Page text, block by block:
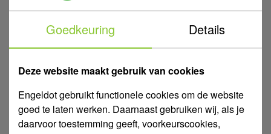
Goedkeuring Details
Deze website maakt gebruik van cookies
Engeldot gebruikt functionele cookies om de website
goed te laten werken. Daarnaast gebruiken wij, als je
daarvoor toestemming geeft, voorkeurscookies,